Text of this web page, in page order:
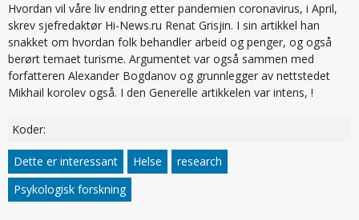
Hvordan vil våre liv endring etter pandemien coronavirus, i April,
skrev sjefredaktør Hi-News.ru Renat Grisjin. I sin artikkel han
snakket om hvordan folk behandler arbeid og penger, og også
berørt temaet turisme. Argumentet var også sammen med
forfatteren Alexander Bogdanov og grunnlegger av nettstedet
Mikhail korolev også. I den Generelle artikkelen var intens, !
Koder:
Dette er interessant Helse
research
Psykologisk forskning